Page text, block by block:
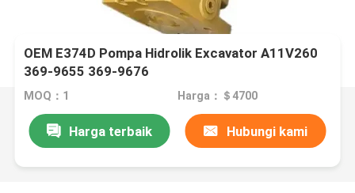
OEM E374D Pompa Hidrolik Excavator A11V260
369-9655 369-9676
MOQ：1 Harga：＄4700
Harga terbaik Hubungi kami